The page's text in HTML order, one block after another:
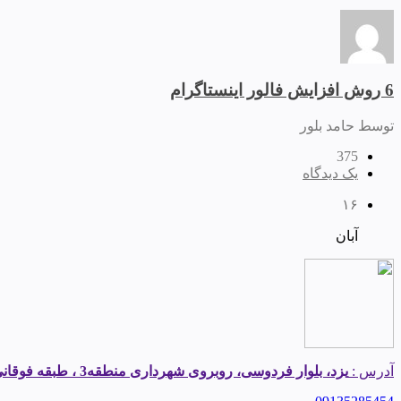
6 روش افزایش فالور اینستاگرام
توسط حامد بلور
375
یک دیدگاه
۱۶
آبان
آدرس : یزد، بلوار فردوسی، روبروی شهرداری منطقه3 ، طبقه فوقانی املاک قیطریه